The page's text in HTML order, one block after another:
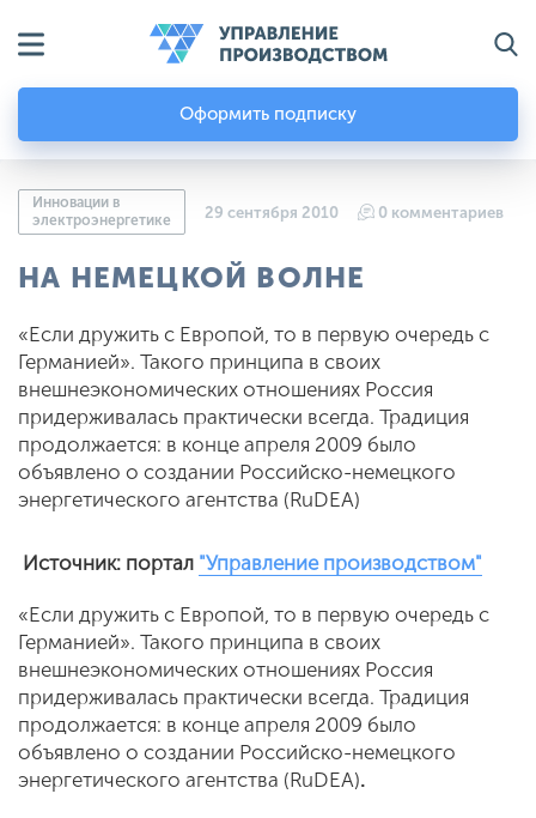
Оформить подписку
Инновации в
электроэнергетике
29 сентября 2010 0 комментариев
НА НЕМЕЦКОЙ ВОЛНЕ
«Если дружить с Европой, то в первую очередь с
Германией». Такого принципа в своих
внешнеэкономических отношениях Россия
придерживалась практически всегда. Традиция
продолжается: в конце апреля 2009 было
объявлено о создании Российско-немецкого
энергетического агентства (RuDEA)
Источник: портал "Управление производством"
«Если дружить с Европой, то в первую очередь с
Германией». Такого принципа в своих
внешнеэкономических отношениях Россия
придерживалась практически всегда. Традиция
продолжается: в конце апреля 2009 было
объявлено о создании Российско-немецкого
энергетического агентства (RuDEA).